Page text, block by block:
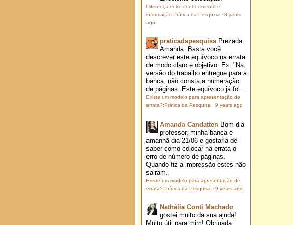
Diferença entre conhecimento e
informação:Prática da Pesquisa · 8 years
ago
praticadapesquisa Prezada
Amanda. Basta você
descrever este equívoco na errata
de modo claro e objetivo. Ex: "Na
versão do trabalho entregue para a
banca, não consta a numeração
de páginas. Este equívoco já foi...
Existe um modelo para apresentação de
errata?:Prática da Pesquisa · 9 years ago
Amanda Candatten Bom dia
professor, minha banca é
amanhã dia 21/06 e gostaria de
saber como colocar na errata o
erro de número de páginas.
Quando fiz a impressão estes não
sairam.
Existe um modelo para apresentação de
errata?:Prática da Pesquisa · 9 years ago
Nathália Conti Machado
gostei muito da sua ajuda!
Muito útil para mim! Obrigada